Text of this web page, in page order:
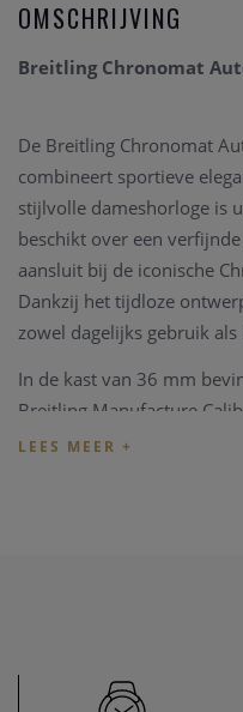
OMSCHRIJVING
Breitling Chronomat
De Breitling Chronomat
combineert sportieve
stijlvolle dameshorloge is
beschikt over een
aansluit bij de iconische
Dankzij het tijdloze
zowel dagelijks gebruik
In de kast van 36 mm
Breitling Manufacture
zelfopwindende
bestand is tegen dagelijks
armband in roestvrij staal